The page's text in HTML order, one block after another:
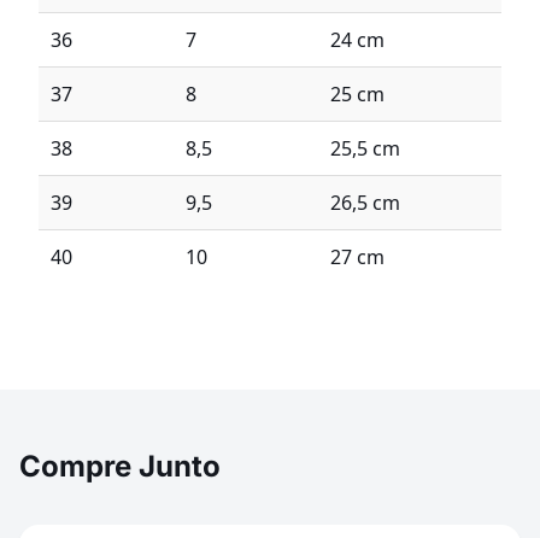
36 7 24 cm
37 8 25 cm
38 8,5 25,5 cm
39 9,5 26,5 cm
40 10 27 cm
Compre Junto